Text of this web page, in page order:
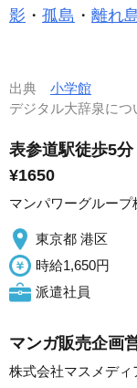
影 ・ 孤島 ・ 離れ
出典 小学館
デジタル大辞泉に
表参道駅徒歩5
¥1650
マンパワーグループ
東京都 港区
時給1,650円
派遣社員
マンガ販売企画
株式会社マスメディ